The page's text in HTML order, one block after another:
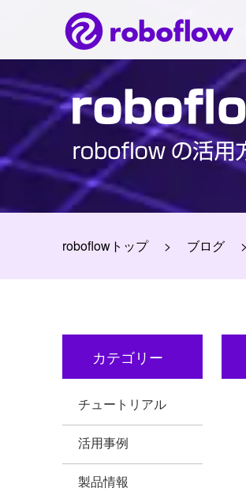
roboflowトップ ブログ
カテゴリー
チュートリアル
活用事例
製品情報